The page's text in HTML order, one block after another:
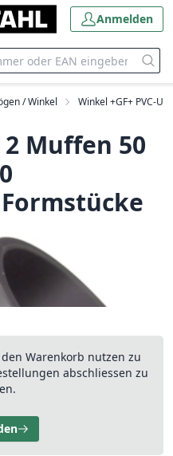
Anmelden
/ Winkel Winkel +GF+ PVC-U
Muffen 50
Formstücke
Warenkorb nutzen zu
abschliessen zu